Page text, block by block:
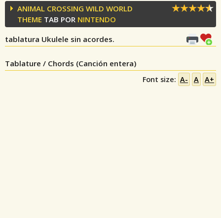
ANIMAL CROSSING WILD WORLD
THEME TAB POR NINTENDO
tablatura Ukulele sin acordes.
Tablature / Chords (Canción entera)
Font size: A- A A+